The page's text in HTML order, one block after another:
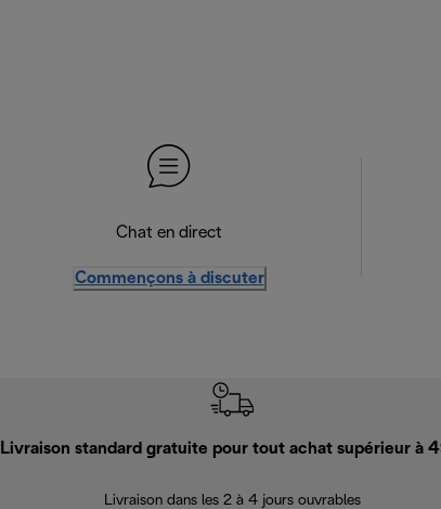
Chat en direct
Commençons à discuter
Livraison standard gratuite pour tout achat supérieur à
Livraison dans les 2 à 4 jours ouvrables